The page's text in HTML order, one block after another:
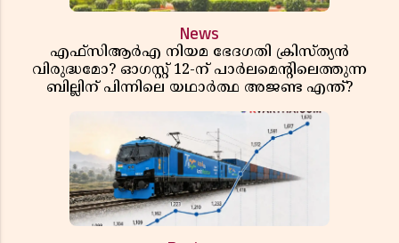
News
എഫ്സിആർഎ നിയമ ഭേദഗതി ക്രിസ്ത്യൻ
വിരുദ്ധമോ? ഓഗസ്റ്റ് 12-ന് പാർലമെന്റിലെത്തുന്ന
ബില്ലിന് പിന്നിലെ യഥാർത്ഥ അജണ്ട എന്ത്?